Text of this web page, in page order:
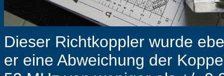
Dieser Richtkoppler wurde
er eine Abweichung der